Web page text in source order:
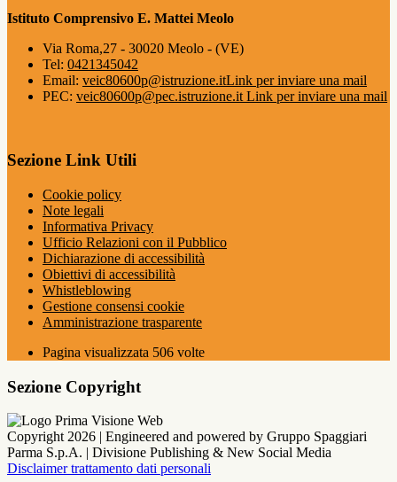
Istituto Comprensivo E. Mattei Meolo
Via Roma,27 - 30020 Meolo - (VE)
Tel: 0421345042
Email: veic80600p@istruzione.itLink per inviare una mail
PEC: veic80600p@pec.istruzione.it Link per inviare una mail
Sezione Link Utili
Cookie policy
Note legali
Informativa Privacy
Ufficio Relazioni con il Pubblico
Dichiarazione di accessibilità
Obiettivi di accessibilità
Whistleblowing
Gestione consensi cookie
Amministrazione trasparente
Pagina visualizzata 506 volte
Sezione Copyright
Copyright 2026 | Engineered and powered by Gruppo Spaggiari
Parma S.p.A. | Divisione Publishing & New Social Media
Disclaimer trattamento dati personali